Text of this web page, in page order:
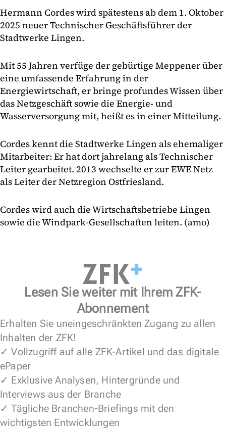
Hermann Cordes wird spätestens ab dem 1. Oktober
2025 neuer Technischer Geschäftsführer der
Stadtwerke Lingen.
Mit 55 Jahren verfüge der gebürtige Meppener über
eine umfassende Erfahrung in der
Energiewirtschaft, er bringe profundes Wissen über
das Netzgeschäft sowie die Energie- und
Wasserversorgung mit, heißt es in einer Mitteilung.
Cordes kennt die Stadtwerke Lingen als ehemaliger
Mitarbeiter: Er hat dort jahrelang als Technischer
Leiter gearbeitet. 2013 wechselte er zur EWE Netz
als Leiter der Netzregion Ostfriesland.
Cordes wird auch die Wirtschaftsbetriebe Lingen
sowie die Windpark-Gesellschaften leiten. (amo)
Lesen Sie weiter mit Ihrem ZFK-
Abonnement
Erhalten Sie uneingeschränkten Zugang zu allen
Inhalten der ZFK!
✓ Vollzugriff auf alle ZFK-Artikel und das digitale
ePaper
✓ Exklusive Analysen, Hintergründe und
Interviews aus der Branche
✓ Tägliche Branchen-Briefings mit den
wichtigsten Entwicklungen